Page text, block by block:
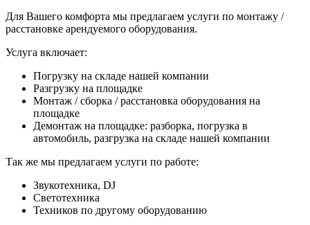
Для Вашего комфорта мы предлагаем услуги по монтажу /
расстановке арендуемого оборудования.
Услуга включает:
Погрузку на складе нашей компании
Разгрузку на площадке
Монтаж / сборка / расстановка оборудования на
площадке
Демонтаж на площадке: разборка, погрузка в
автомобиль, разгрузка на складе нашей компании
Так же мы предлагаем услуги по работе:
Звукотехника, DJ
Светотехника
Техников по другому оборудованию